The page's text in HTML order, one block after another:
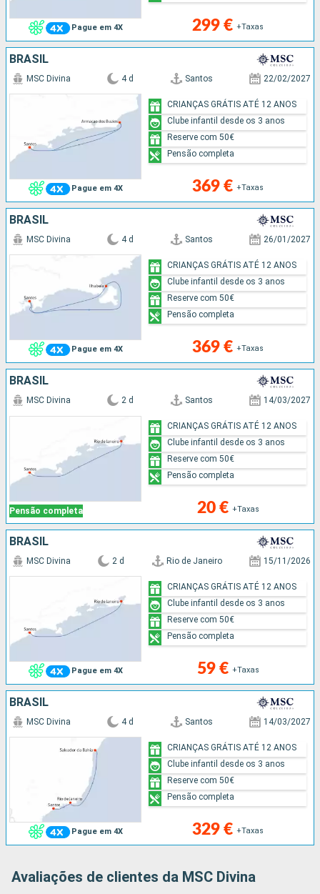
Pague em 4X 299 € +Taxas
BRASIL
Pague em 4X
MSC Divina 4 d Santos 22/02/2027
369 € +Taxas
CRIANÇAS GRÁTIS ATÉ 12 ANOS
Clube infantil desde os 3 anos
Reserve com 50€
Pensão completa
BRASIL
Pague em 4X
MSC Divina 4 d Santos 26/01/2027
369 € +Taxas
CRIANÇAS GRÁTIS ATÉ 12 ANOS
Clube infantil desde os 3 anos
Reserve com 50€
Pensão completa
BRASIL
Pensão completa
MSC Divina 2 d Santos 14/03/2027
20 € +Taxas
CRIANÇAS GRÁTIS ATÉ 12 ANOS
Clube infantil desde os 3 anos
Reserve com 50€
Pensão completa
BRASIL
Pague em 4X
MSC Divina 2 d Rio de Janeiro 15/11/2026
59 € +Taxas
CRIANÇAS GRÁTIS ATÉ 12 ANOS
Clube infantil desde os 3 anos
Reserve com 50€
Pensão completa
BRASIL
Pague em 4X
MSC Divina 4 d Santos 14/03/2027
329 € +Taxas
CRIANÇAS GRÁTIS ATÉ 12 ANOS
Clube infantil desde os 3 anos
Reserve com 50€
Pensão completa
Avaliações de clientes da MSC Divina